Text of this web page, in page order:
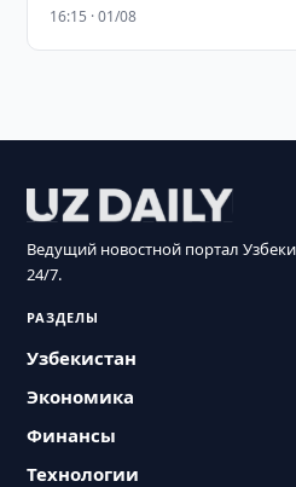
16:15 · 01/08
Ведущий новостной портал
24/7.
РАЗДЕЛЫ
Узбекистан
Экономика
Финансы
Технологии